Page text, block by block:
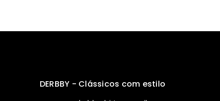
DERBBY - Clássicos com estilo